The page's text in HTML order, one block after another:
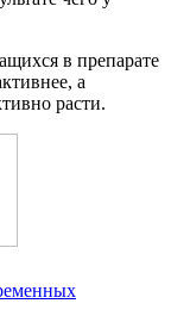
в препарате
а
расти.